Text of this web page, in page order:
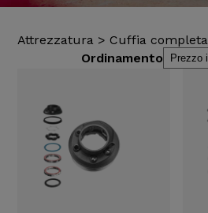
Attrezzatura > Cuffia completa
Ordinamento